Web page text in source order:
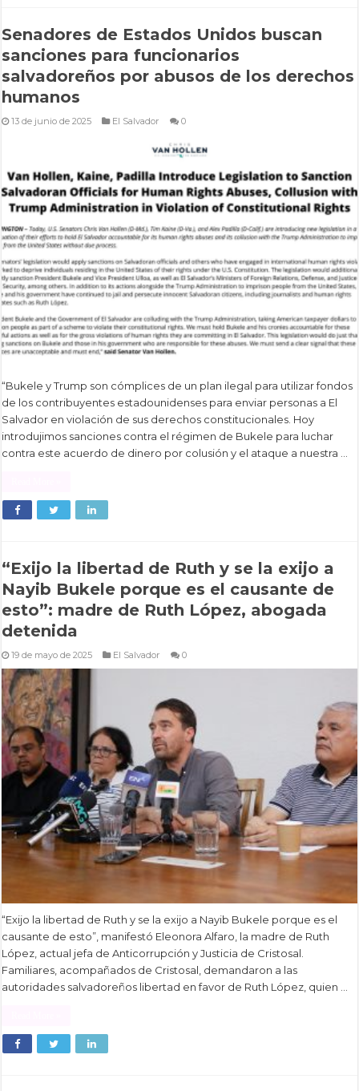
Senadores de Estados Unidos buscan
sanciones para funcionarios
salvadoreños por abusos de los derechos
humanos
13 de junio de 2025 El Salvador 0
“Bukele y Trump son cómplices de un plan ilegal para utilizar fondos
de los contribuyentes estadounidenses para enviar personas a El
Salvador en violación de sus derechos constitucionales. Hoy
introdujimos sanciones contra el régimen de Bukele para luchar
contra este acuerdo de dinero por colusión y el ataque a nuestra …
“Exijo la libertad de Ruth y se la exijo a
Nayib Bukele porque es el causante de
esto”: madre de Ruth López, abogada
detenida
19 de mayo de 2025 El Salvador 0
“Exijo la libertad de Ruth y se la exijo a Nayib Bukele porque es el
causante de esto”, manifestó Eleonora Alfaro, la madre de Ruth
López, actual jefa de Anticorrupción y Justicia de Cristosal.
Familiares, acompañados de Cristosal, demandaron a las
autoridades salvadoreños libertad en favor de Ruth López, quien …